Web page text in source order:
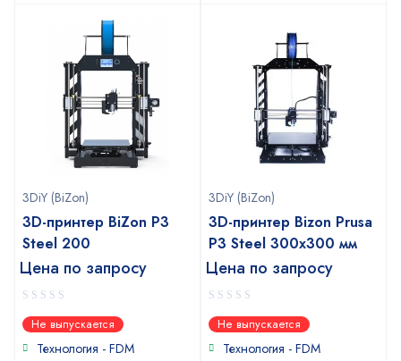
3DiY (BiZon)
3D-принтер BiZon P3
Steel 200
Цена по запросу
0
out
of
Не выпускается
Технология - FDM
3DiY (BiZon)
3D-принтер Bizon Prusa
P3 Steel 300x300 мм
Цена по запросу
0
out
of
Не выпускается
Технология - FDM